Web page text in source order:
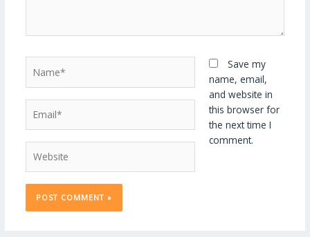
Save my
name, email,
and website in
this browser for
the next time I
comment.